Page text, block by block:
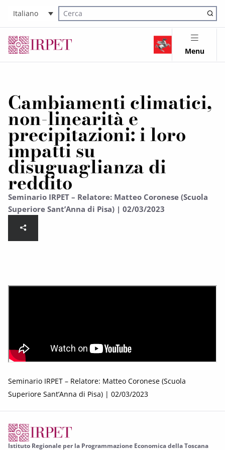
Italiano
Cerca nel sito
Menu
Cambiamenti climatici,
non-linearità e
precipitazioni: i loro
impatti su
disuguaglianza di
reddito
Seminario IRPET – Relatore: Matteo Coronese (Scuola
Superiore Sant’Anna di Pisa) | 02/03/2023
Seminario IRPET – Relatore: Matteo Coronese (Scuola
Superiore Sant’Anna di Pisa) | 02/03/2023
Istituto Regionale per la Programmazione Economica della Toscana